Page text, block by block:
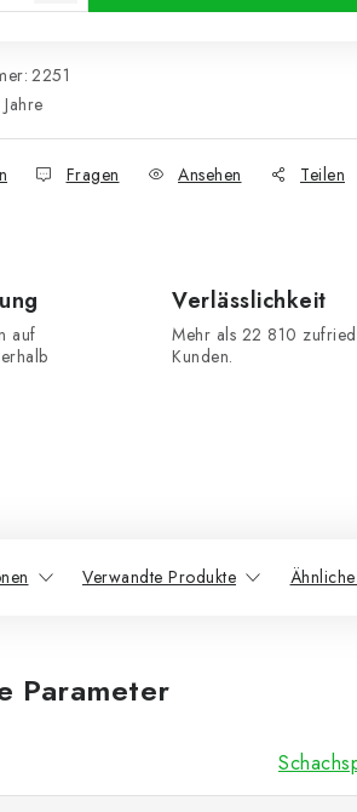
2251
Fragen Ansehen Teilen
auf
Verlässlichkeit
Mehr als 22 810
Kunden.
Verwandte Produkte Ähnliche
Parameter